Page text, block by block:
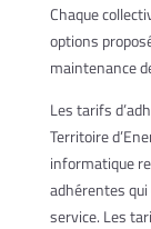
Chaque
options
maintenance
Les tarifs
Territoire
informatique
adhérentes
service. Les